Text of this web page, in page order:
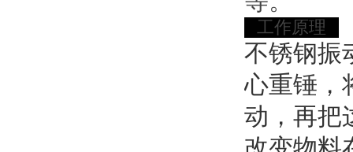
工作原理
不锈钢振
心重锤，
动，再把